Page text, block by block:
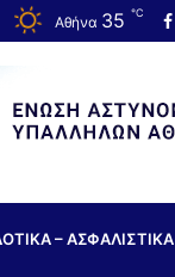
Αθήνα 35 ℃
– ΑΣΦΑΛΙΣΤΙΚΑ